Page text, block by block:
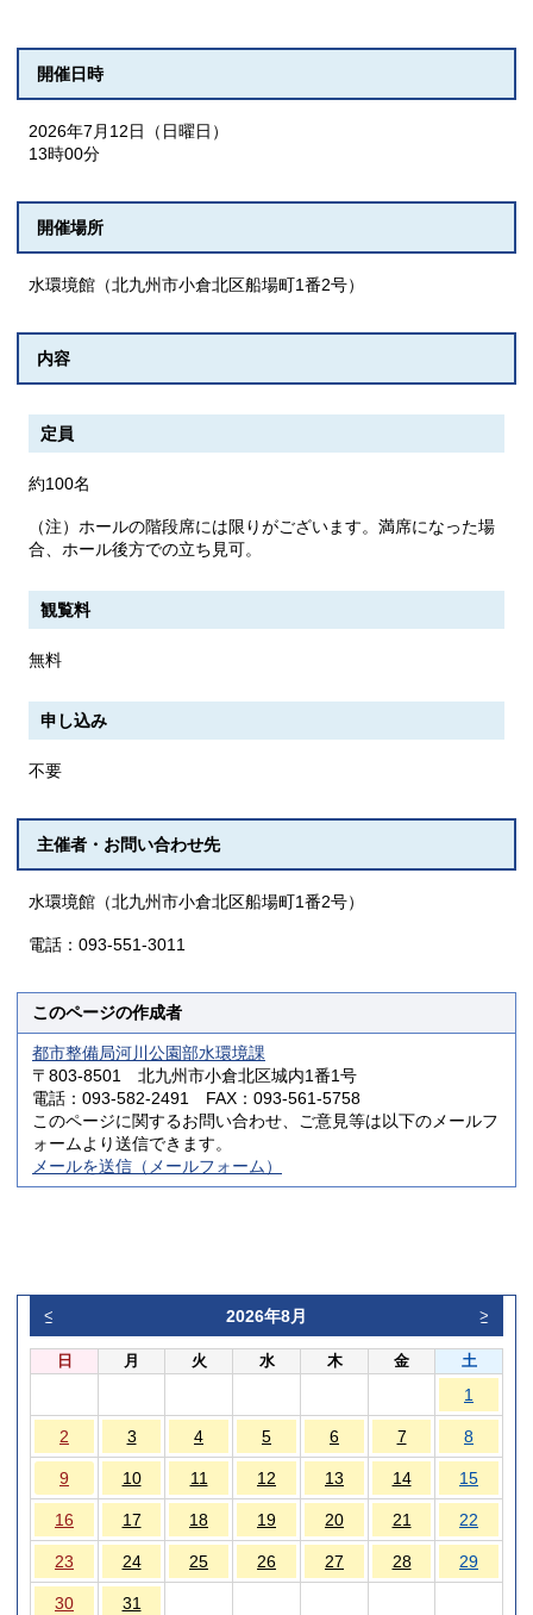
2026年8月
< >
日 月 火 水 木 金 土
1
2 3 4 5 6 7 8
9 10 11 12 13 14 15
16 17 18 19 20 21 22
23 24 25 26 27 28 29
30 31
開催日時
2026年7月12日（日曜日）
13時00分
開催場所
水環境館（北九州市小倉北区船場町1番2号）
内容
定員
約100名
（注）ホールの階段席には限りがございます。満席になった場
合、ホール後方での立ち見可。
観覧料
無料
申し込み
不要
主催者・お問い合わせ先
水環境館（北九州市小倉北区船場町1番2号）
電話：093-551-3011
このページの作成者
都市整備局河川公園部水環境課
〒803-8501 北九州市小倉北区城内1番1号
電話：093-582-2491 FAX：093-561-5758
このページに関するお問い合わせ、ご意見等は以下のメールフ
ォームより送信できます。
メールを送信（メールフォーム）